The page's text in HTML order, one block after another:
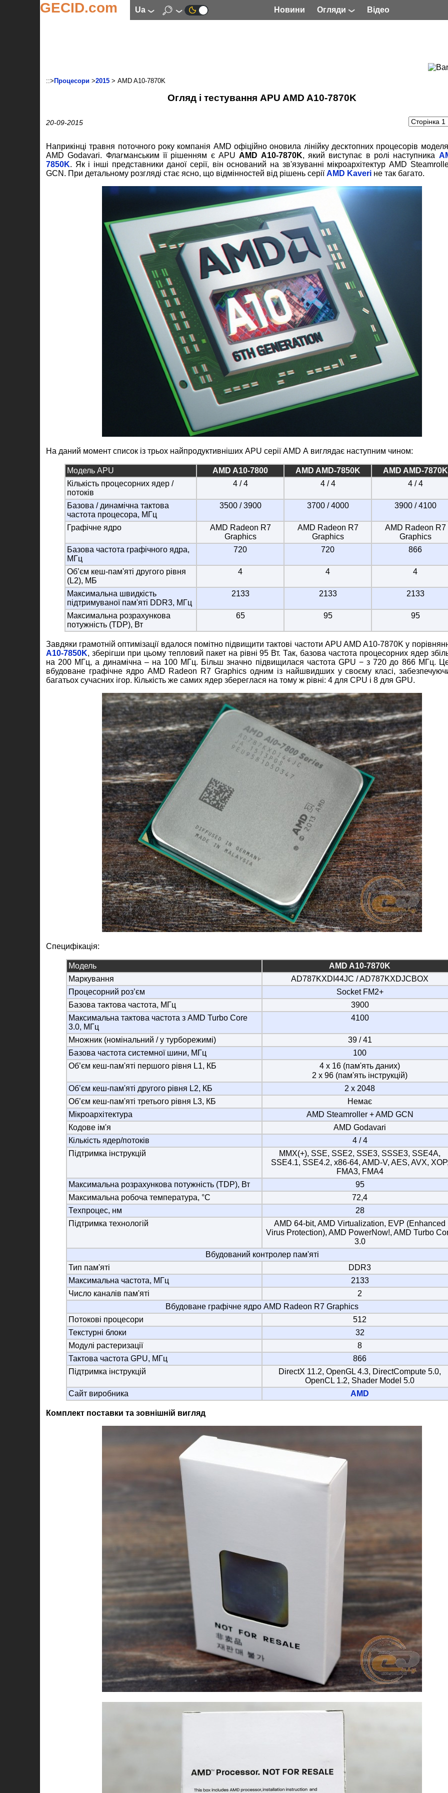
GECID.com ua Новини Огляди Відео
::> Процесори >2015 > AMD A10-7870K
Огляд і тестування APU AMD A10-7870K
20-09-2015
Наприкінці травня поточного року компанія AMD офіційно оновила лінійку десктопних процесорів
AMD Godavari. Флагманським її рішенням є APUAMD A10-7870K, який виступає в ролі наступника
7850K. Як і інші представники даної серії, він оснований на зв'язуванні мікроархітектур AMD
GCN. При детальному розгляді стає ясно, що відмінностей від рішень серіїAMD Kaveri не так багато.
На даний момент список із трьох найпродуктивніших APU серії AMD А виглядає наступним чином:
Модель APU AMD A10-7800 AMD AMD-7850K
AMD AMD-7870K
Кількість процесорних ядер /
потоків
4 / 4 4 / 4 4 / 4
Базова / динамічна тактова
частота процесора, МГц
3500 / 3900 3700 / 4000 3900 / 4100
Графічне ядро
AMD Radeon R7
Graphics
AMD Radeon R7
Graphics
AMD Radeon R7
Graphics
Базова частота графічного ядра,
МГц
720 720 866
Об’єм кеш-пам'яті другого рівня
(L2), МБ
4 4 4
Максимальна швидкість
підтримуваної пам'яті DDR3, МГц
2133 2133 2133
Максимальна розрахункова
потужність (TDP), Вт
65 95 95
Завдяки грамотній оптимізації вдалося помітно підвищити тактові частоти APU AMD A10-7870K у
A10-7850K, зберігши при цьому тепловий пакет на рівні 95 Вт. Так, базова частота процесорних ядер
на 200 МГц, а динамічна – на 100 МГц. Більш значно підвищилася частота GPU − з 720 до 866 МГц.
вбудоване графічне ядро AMD Radeon R7 Graphics одним із найшвидших у своєму класі,
багатьох сучасних ігор. Кількість же самих ядер збереглася на тому ж рівні: 4 для CPU і 8 для GPU.
Специфікація:
Модель
AMD A10-7870K
Маркування
AD787KXDI44JC / AD787KXDJCBOX
Процесорний роз’єм
Socket FM2+
Базова тактова частота, МГц
3900
Максимальна тактова частота з AMD Turbo Core
3.0, МГц
4100
Множник (номінальний / у турборежимі)
39 / 41
Базова частота системної шини, МГц
100
Об’єм кеш-пам'яті першого рівня L1, КБ
4 х 16 (пам'ять даних)
2 x 96 (пам'ять інструкцій)
Об’єм кеш-пам'яті другого рівня L2, КБ
2 x 2048
Об’єм кеш-пам'яті третього рівня L3, КБ
Немає
Мікроархітектура
AMD Steamroller + AMD GCN
Кодове ім'я
AMD Godavari
Кількість ядер/потоків
4 / 4
Підтримка інструкцій
MMX(+), SSE, SSE2, SSE3, SSSE3, SSE4A,
SSE4.1, SSE4.2, x86-64, AMD-V, AES, AVX,
FMA3, FMA4
Максимальна розрахункова потужність (TDP), Вт
95
Максимальна робоча температура, °C
72,4
Техпроцес, нм
28
Підтримка технологій
AMD 64-bit, AMD Virtualization, EVP (Enhanced
Virus Protection), AMD PowerNow!, AMD Turbo
3.0
Вбудований контролер пам'яті
Тип пам'яті
DDR3
Максимальна частота, МГц
2133
Число каналів пам'яті
2
Вбудоване графічне ядро AMD Radeon R7 Graphics
Потокові процесори
512
Текстурні блоки
32
Модулі растеризації
8
Тактова частота GPU, МГц
866
Підтримка інструкцій
DirectX 11.2, OpenGL 4.3, DirectCompute 5.0,
OpenCL 1.2, Shader Model 5.0
Сайт виробника
AMD
Комплект поставки та зовнішній вигляд